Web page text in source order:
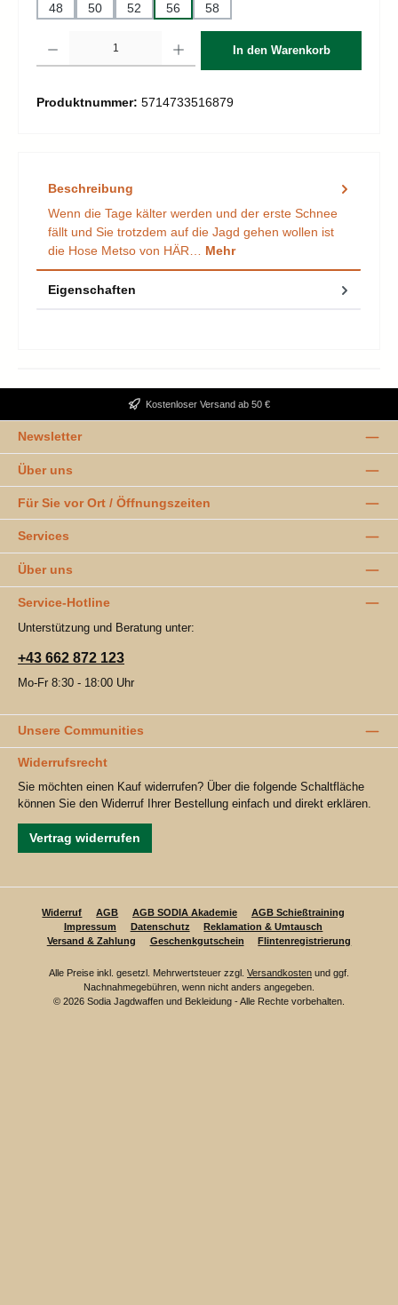
48 50 52 56 58
In den Warenkorb
Produktnummer: 5714733516879
Beschreibung
Wenn die Tage kälter werden und der erste Schnee
fällt und Sie trotzdem auf die Jagd gehen wollen ist
die Hose Metso von HÄR… Mehr
Eigenschaften
Kostenloser Versand ab 50 €
Newsletter
Über uns
Für Sie vor Ort / Öffnungszeiten
Services
Über uns
Service-Hotline
Unterstützung und Beratung unter:
+43 662 872 123
Mo-Fr 8:30 - 18:00 Uhr
Unsere Communities
Widerrufsrecht
Sie möchten einen Kauf widerrufen? Über die folgende Schaltfläche
können Sie den Widerruf Ihrer Bestellung einfach und direkt erklären.
Vertrag widerrufen
Widerruf AGB AGB SODIA Akademie
AGB Schießtraining
Impressum
Datenschutz
Reklamation & Umtausch
Versand & Zahlung
Geschenkgutschein Flintenregistrierung
Alle Preise inkl. gesetzl. Mehrwertsteuer zzgl. Versandkosten und ggf.
Nachnahmegebühren, wenn nicht anders angegeben.
© 2026 Sodia Jagdwaffen und Bekleidung - Alle Rechte vorbehalten.